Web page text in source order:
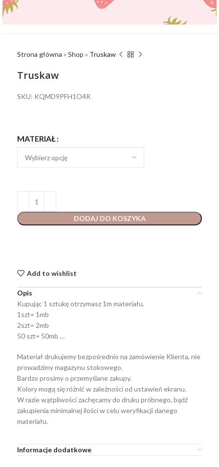
Strona główna » Shop » Truskaw
Truskaw
SKU: KQMD9PFH1O4R
MATERIAŁ
DODAJ DO KOSZYKA
Add to wishlist
Opis
Kupując 1 sztukę otrzymasz 1m materiału.
1szt= 1mb
2szt= 2mb
50 szt= 50mb …
Materiał drukujemy bezpośrednio na zamówienie Klienta, nie
prowadzimy magazynu stokowego.
Bardzo prosimy o przemyślane zakupy.
Kolory mogą się różnić w zależności od ustawień ekranu.
W razie wątpliwości zachęcamy do druku próbnego, bądź
zakupienia minimalnej ilości w celu weryfikacji danego
materiału.
Informacje dodatkowe